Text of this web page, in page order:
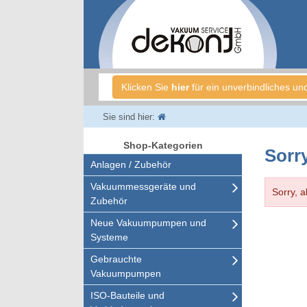
Klicken Sie hierfür ein unverbindliches
Sie sind hier:
Shop-Kategorien
Anlagen / Zubehör
Vakuummessgeräte und
Zubehör
Neue Vakuumpumpen und
Systeme
Gebrauchte
Vakuumpumpen
ISO-Bauteile und
Sorry,